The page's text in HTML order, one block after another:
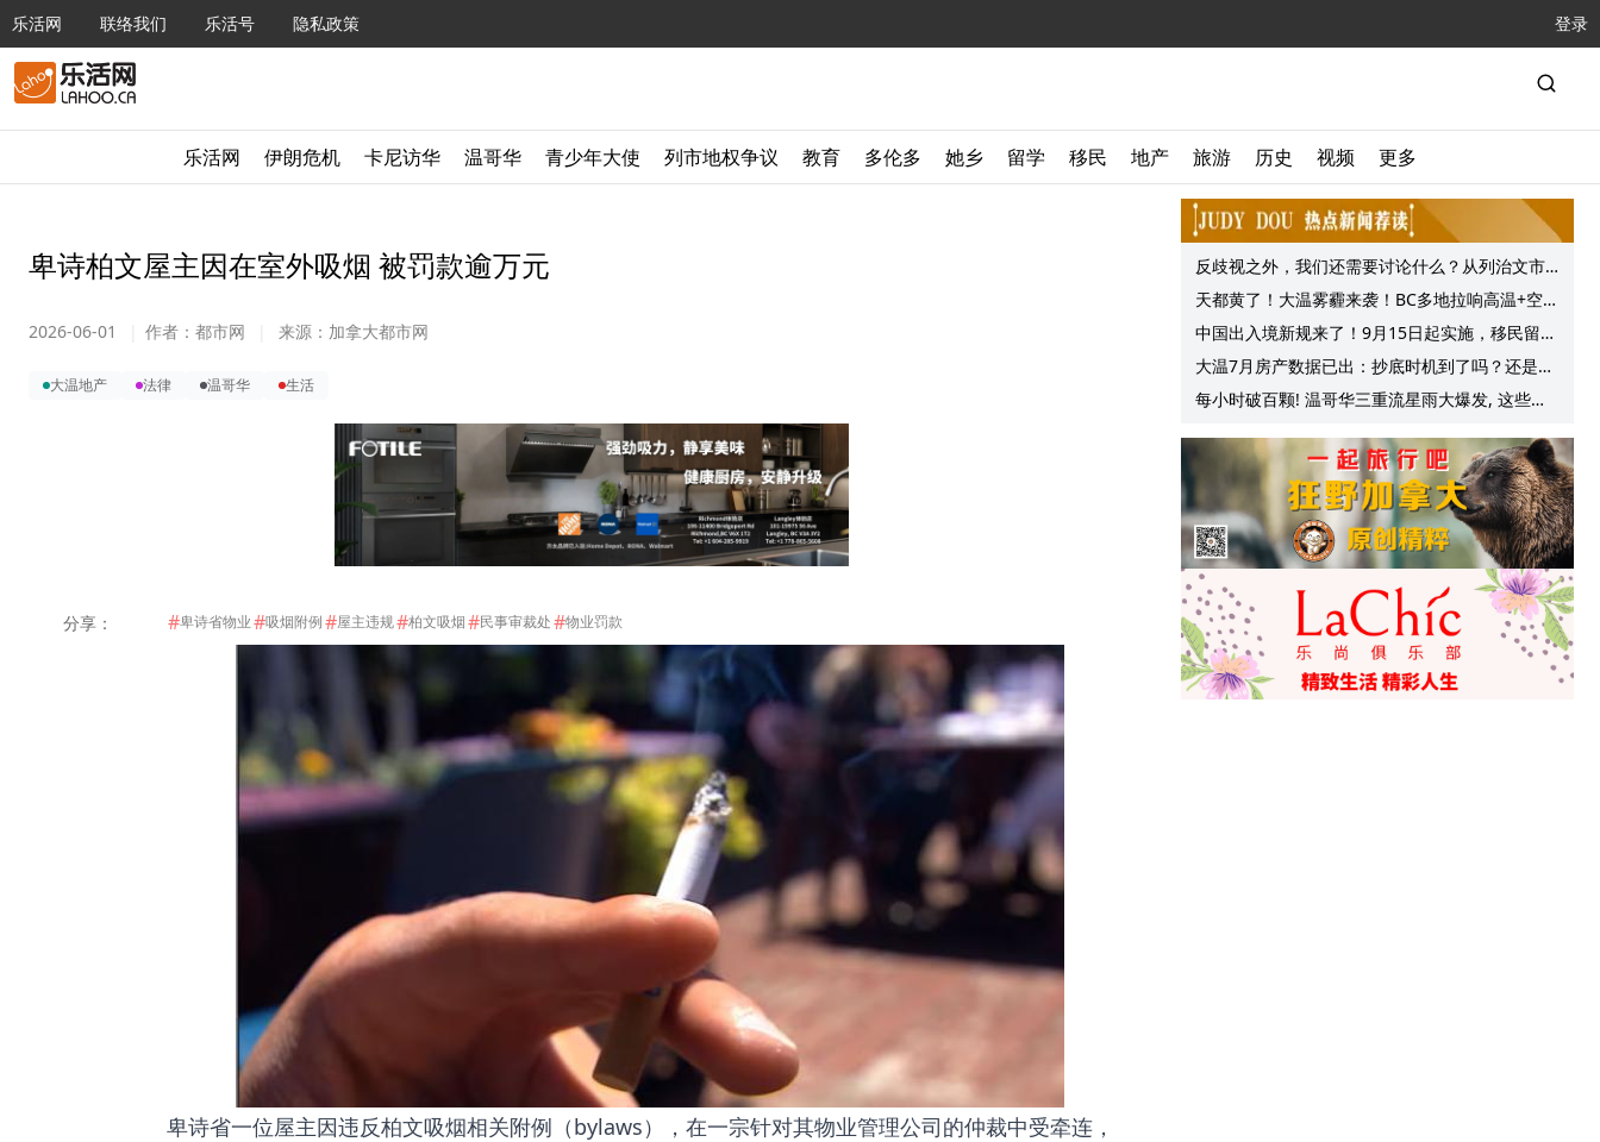
乐活网 联络我们 乐活号 隐私政策 登录
乐活网 伊朗危机 卡尼访华 温哥华 青少年大使 列市地权争议 教育 多伦多 她乡 留学 移民 地产 旅游 历史 视频 更多
卑诗柏文屋主因在室外吸烟 被罚款逾万元
2026-06-01 作者： 都市网 来源： 加拿大都市网
大温地产 法律 温哥华 生活
分享： #卑诗省物业#吸烟附例#屋主违规#柏文吸烟#民事审裁处#物业罚款
卑诗省一位屋主因违反柏文吸烟相关附例（bylaws），在一宗针对其物业管理公司的仲裁中受牵连，
反歧视之外，我们还需要讨论什么？从列治文市
议会一项动议谈起
天都黄了！大温雾霾来袭！BC多地拉响高温+空气
质量预警 最高可达35°C！
中国出入境新规来了！9月15日起实施，移民留学
中介迎来最强监管！
大温7月房产数据已出：抄底时机到了吗？还是再
等等？他们这么建议的
每小时破百颗! 温哥华三重流星雨大爆发, 这些最
佳观赏地点提前收藏!